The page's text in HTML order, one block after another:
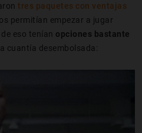
tres paquetes con ventajas
permitían empezar a jugar
eso tenían opciones bastante
cuantía desembolsada: